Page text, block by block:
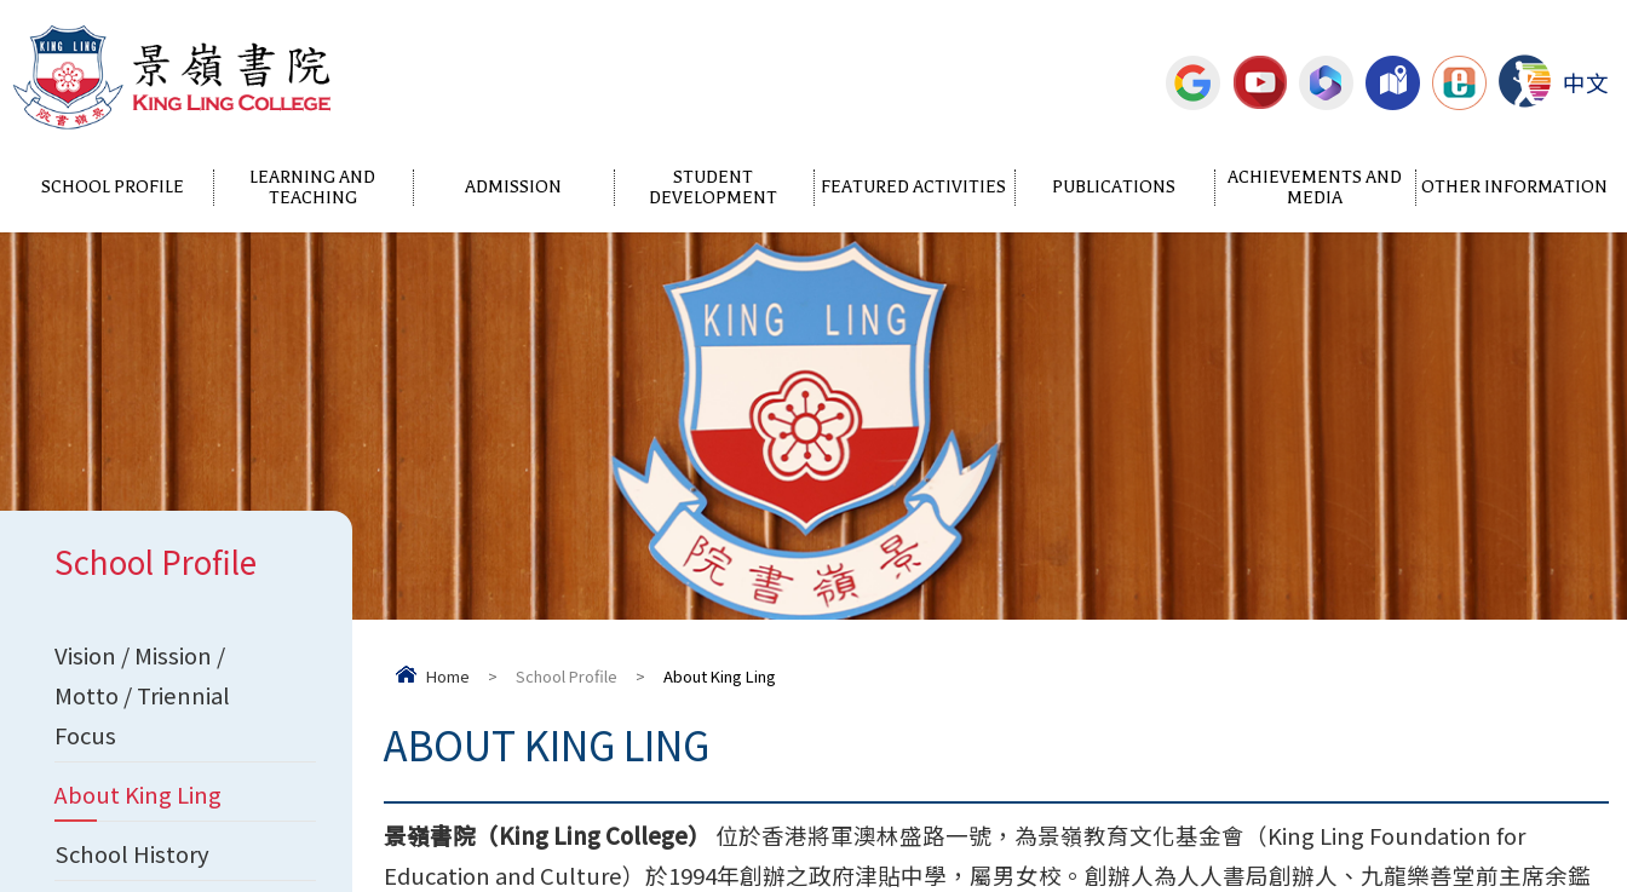
中文
SCHOOL PROFILE
LEARNING AND
TEACHING
ADMISSION
STUDENT
DEVELOPMENT
FEATURED ACTIVITIES PUBLICATIONS
ACHIEVEMENTS AND
MEDIA
OTHER INFORMATION
Home > School Profile > About King Ling
ABOUT KING LING
景嶺書院（King Ling College） 位於香港將軍澳林盛路一號，為景嶺教育文化基金會 （King Ling Foundation for
Education and Culture）於1994年創辦之政府津貼中學，屬男女校。創辦人為人人書局創辦人、 九龍樂善堂前主席余鑑
School Profile
Vision / Mission /
Motto / Triennial
Focus
About King Ling
School History